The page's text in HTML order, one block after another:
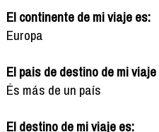
El continente de mi viaje es:
Europa
El pais de destino de mi
És más de un país
El destino de mi viaje es: